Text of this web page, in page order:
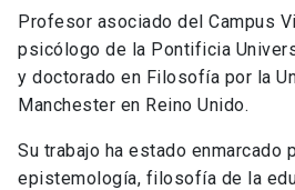
Profesor asociado del Campus
psicólogo de la Pontificia
y doctorado en Filosofía por la
Manchester en Reino Unido.
Su trabajo ha estado enmarcado
epistemología, filosofía de la